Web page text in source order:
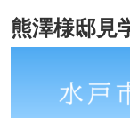
熊澤様邸見